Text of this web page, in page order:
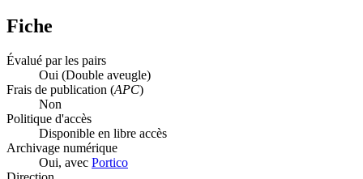
Fiche
Évalué par les pairs
Oui (Double aveugle)
Frais de publication (APC)
Non
Politique d'accès
Disponible en libre accès
Archivage numérique
Oui, avec Portico